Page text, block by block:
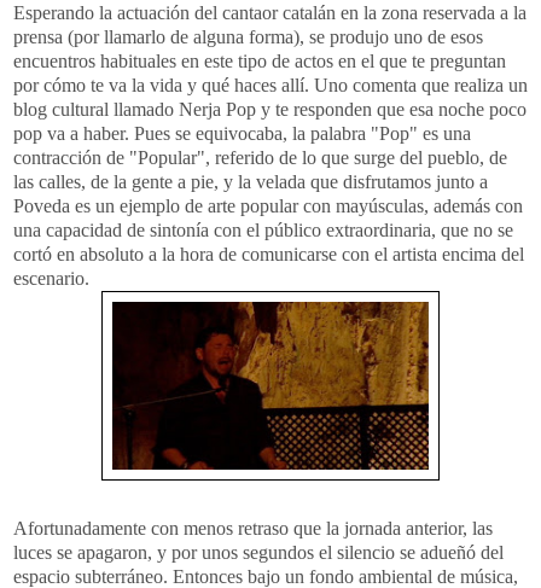
Esperando la actuación del cantaorcatalán en la zona reservada a la
prensa (por llamarlo de alguna forma), se produjo uno de esos
encuentros habituales en este tipo de actos en el que te preguntan
por cómo te va la vida y qué haces allí. Uno comenta que realiza un
blog cultural llamado Nerja Pop y te responden que esa noche poco
pop va a haber. Pues se equivocaba, la palabra "Pop" es una
contracción de "Popular", referido de lo que surge del pueblo, de
las calles, de la gente a pie, y la velada que disfrutamos junto a
Poveda es un ejemplo de arte popular con mayúsculas, además con
una capacidad de sintonía con el público extraordinaria, que no se
cortó en absoluto a la hora de comunicarse con el artista encima del
escenario.
Afortunadamente con menos retraso que la jornada anterior, las
luces se apagaron, y por unos segundos el silencio se adueñó del
espacio subterráneo. Entonces bajo un fondo ambiental de música,